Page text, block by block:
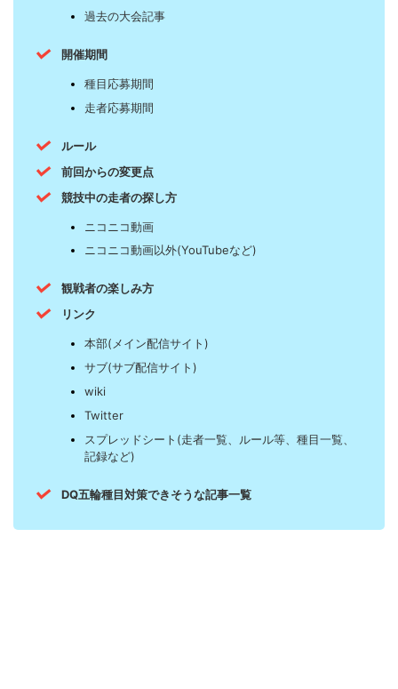
過去の大会記事
開催期間
種目応募期間
走者応募期間
ルール
前回からの変更点
競技中の走者の探し方
ニコニコ動画
ニコニコ動画以外(YouTubeなど)
観戦者の楽しみ方
リンク
本部(メイン配信サイト)
サブ(サブ配信サイト)
wiki
Twitter
スプレッドシート(走者一覧、ルール等、種目一覧、
記録など)
DQ五輪種目対策できそうな記事一覧